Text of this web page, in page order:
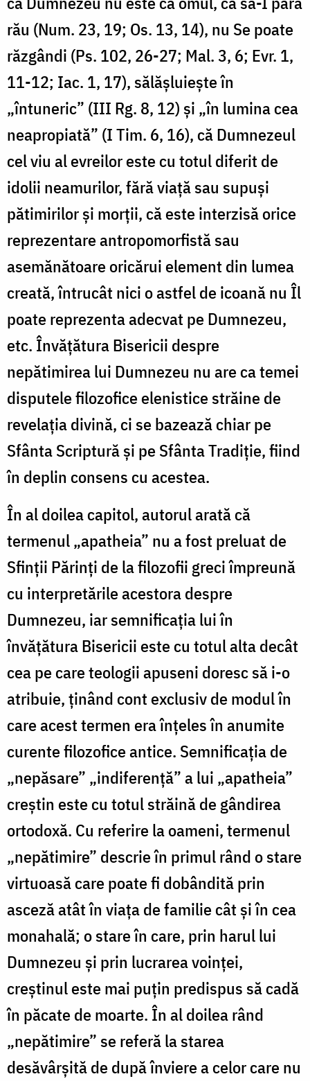
rău (Num. 23, 19; Os. 13, 14), nu Se poate
răzgândi (Ps. 102, 26-27; Mal. 3, 6; Evr. 1,
11-12; Iac. 1, 17), sălăşluieşte în
„întuneric” (III Rg. 8, 12) şi „în lumina cea
neapropiată” (I Tim. 6, 16), că Dumnezeul
cel viu al evreilor este cu totul diferit de
idolii neamurilor, fără viaţă sau supuşi
pătimirilor şi morţii, că este interzisă orice
reprezentare antropomorfistă sau
asemănătoare oricărui element din lumea
creată, întrucât nici o astfel de icoană nu Îl
poate reprezenta adecvat pe Dumnezeu,
etc. Învăţătura Bisericii despre
nepătimirea lui Dumnezeu nu are ca temei
disputele filozofice elenistice străine de
revelaţia divină, ci se bazează chiar pe
Sfânta Scriptură şi pe Sfânta Tradiţie, fiind
în deplin consens cu acestea.
În al doilea capitol, autorul arată că
termenul „apatheia” nu a fost preluat de
Sfinţii Părinţi de la filozofii greci împreună
cu interpretările acestora despre
Dumnezeu, iar semnificaţia lui în
învăţătura Bisericii este cu totul alta decât
cea pe care teologii apuseni doresc să i-o
atribuie, ţinând cont exclusiv de modul în
care acest termen era înţeles în anumite
curente filozofice antice. Semnificaţia de
„nepăsare” „indiferenţă” a lui „apatheia”
creştin este cu totul străină de gândirea
ortodoxă. Cu referire la oameni, termenul
„nepătimire” descrie în primul rând o stare
virtuoasă care poate fi dobândită prin
asceză atât în viaţa de familie cât şi în cea
monahală; o stare în care, prin harul lui
Dumnezeu şi prin lucrarea voinţei,
creştinul este mai puţin predispus să cadă
în păcate de moarte. În al doilea rând
„nepătimire” se referă la starea
desăvârşită de după înviere a celor care nu